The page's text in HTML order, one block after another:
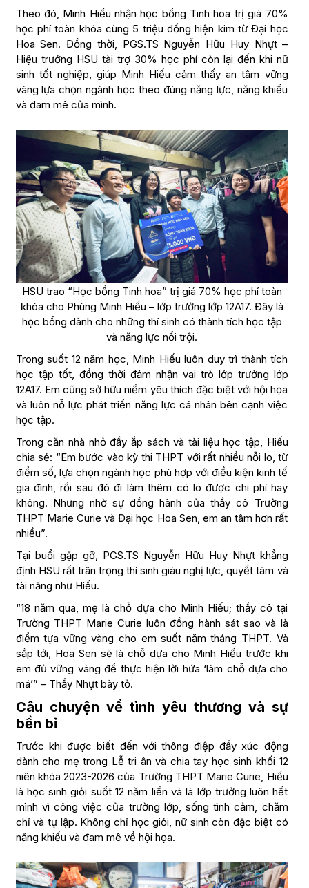
Theo đó, Minh Hiếu nhận học bổng Tinh hoa trị giá 70%
học phí toàn khóa cùng 5 triệu đồng hiện kim từ Đại học
Hoa Sen. Đồng thời, PGS.TS Nguyễn Hữu Huy Nhựt –
Hiệu trưởng HSU tài trợ 30% học phí còn lại đến khi nữ
sinh tốt nghiệp, giúp Minh Hiếu cảm thấy an tâm vững
vàng lựa chọn ngành học theo đúng năng lực, năng khiếu
và đam mê của mình.
HSU trao “Học bổng Tinh hoa” trị giá 70% học phí toàn
khóa cho Phùng Minh Hiếu – lớp trưởng lớp 12A17. Đây là
học bổng dành cho những thí sinh có thành tích học tập
và năng lực nổi trội.
Trong suốt 12 năm học, Minh Hiếu luôn duy trì thành tích
học tập tốt, đồng thời đảm nhận vai trò lớp trưởng lớp
12A17. Em cũng sở hữu niềm yêu thích đặc biệt với hội họa
và luôn nỗ lực phát triển năng lực cá nhân bên cạnh việc
học tập.
Trong căn nhà nhỏ đầy ắp sách và tài liệu học tập, Hiếu
chia sẻ: “Em bước vào kỳ thi THPT với rất nhiều nỗi lo, từ
điểm số, lựa chọn ngành học phù hợp với điều kiện kinh tế
gia đình, rồi sau đó đi làm thêm có lo được chi phí hay
không. Nhưng nhờ sự đồng hành của thầy cô Trường
THPT Marie Curie và Đại học Hoa Sen, em an tâm hơn rất
nhiều”.
Tại buổi gặp gỡ, PGS.TS Nguyễn Hữu Huy Nhựt khẳng
định HSU rất trân trọng thí sinh giàu nghị lực, quyết tâm và
tài năng như Hiếu.
“18 năm qua, mẹ là chỗ dựa cho Minh Hiếu; thầy cô tại
Trường THPT Marie Curie luôn đồng hành sát sao và là
điểm tựa vững vàng cho em suốt năm tháng THPT. Và
sắp tới, Hoa Sen sẽ là chỗ dựa cho Minh Hiếu trước khi
em đủ vững vàng để thực hiện lời hứa ‘làm chỗ dựa cho
má’” – Thầy Nhựt bày tỏ.
Câu chuyện về tình yêu thương và sự
bền bỉ
Trước khi được biết đến với thông điệp đầy xúc động
dành cho mẹ trong Lễ tri ân và chia tay học sinh khối 12
niên khóa 2023-2026 của Trường THPT Marie Curie, Hiếu
là học sinh giỏi suốt 12 năm liền và là lớp trưởng luôn hết
mình vì công việc của trường lớp, sống tình cảm, chăm
chỉ và tự lập. Không chỉ học giỏi, nữ sinh còn đặc biệt có
năng khiếu và đam mê về hội họa.